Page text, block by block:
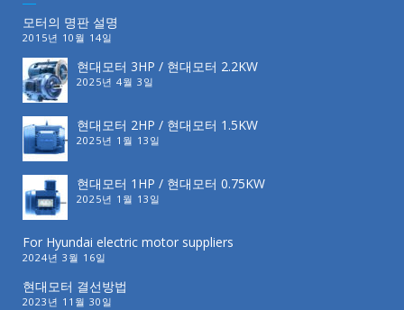
모터의 명판 설명
2015년 10월 14일
현대모터 3HP / 현대모터 2.2KW
2025년 4월 3일
현대모터 2HP / 현대모터 1.5KW
2025년 1월 13일
현대모터 1HP / 현대모터 0.75KW
2025년 1월 13일
For Hyundai electric motor suppliers
2024년 3월 16일
현대모터 결선방법
2023년 11월 30일